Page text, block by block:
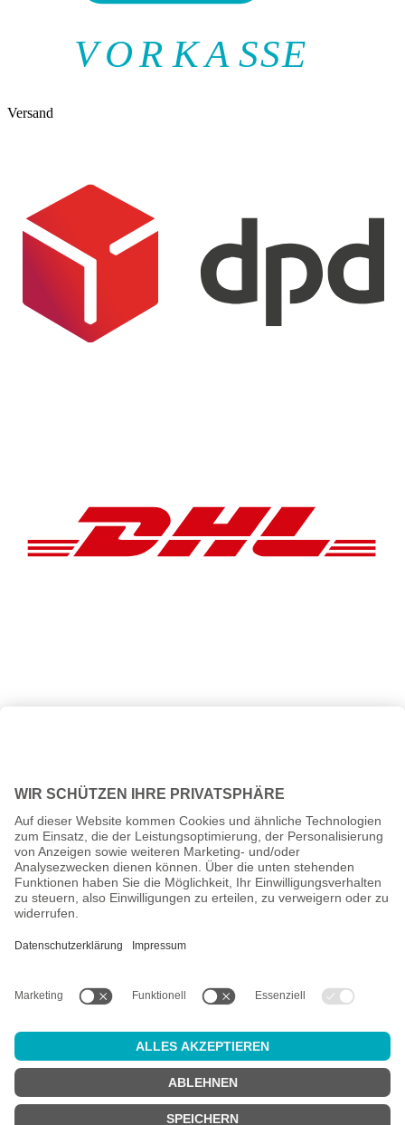
VOR KA SSE
Versand
ggf. Nachnahmegebühren, wenn nicht anders angegeben.
Altersprüfung
Achtung:um diesen Onlineshop zu nutzen, müssen Siemindestens
18 Jahre alt